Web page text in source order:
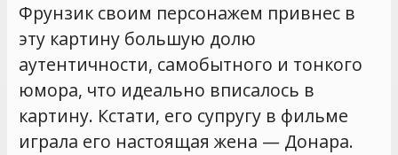
Фрунзик своим персонажем привнес в
эту картину большую долю
аутентичности, самобытного и тонкого
юмора, что идеально вписалось в
картину. Кстати, его супругу в фильме
играла его настоящая жена — Донара.